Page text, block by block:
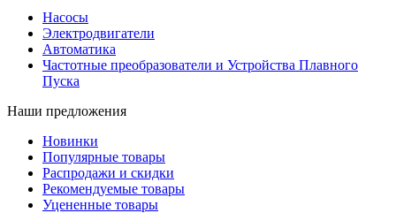
Насосы
Электродвигатели
Автоматика
Частотные преобразователи и Устройства Плавного
Пуска
Наши предложения
Новинки
Популярные товары
Распродажи и скидки
Рекомендуемые товары
Уцененные товары